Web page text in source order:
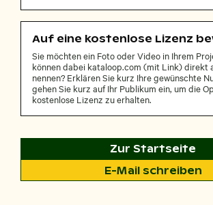
Auf eine kostenlose Lizenz
Sie möchten ein Foto oder Video in Ihrem
können dabei kataloop.com (mit Link) direkt
nennen? Erklären Sie kurz Ihre gewünschte
gehen Sie kurz auf Ihr Publikum ein, um die
kostenlose Lizenz zu erhalten.
Zur Startseite
E-Mail schreiben